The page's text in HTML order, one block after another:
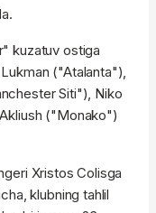
kuzatuv ostiga
("Atalanta"),
Siti"), Niko
("Monako")
Xristos Colisga
klubning tahlil